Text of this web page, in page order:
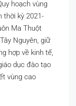
hoạch vùng
thời kỳ 2021-
Ma Thuột
Nguyên, giữ
hợp về kinh tế,
dục đào tạo
vùng cao